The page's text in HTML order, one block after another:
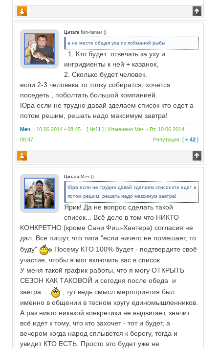
Цитата fish-hanter ()
а на месте общая уха из пойманой рыбы.
1. Кто будет отвечать за уху и
ингридиенты к ней + казанок,
2. Сколько будет человек.
если 2-3 человека то толку собиратся, хочется
поседеть , поболтать большой компанией.
Юра если не трудно давай зделаем список кто едет а
потом решим, решать надо максимум завтра!
Меч 10.06.2014 • 08:45 [ №11 ] | Изменено Меч - Вт, 10.06.2014,
08:47
Репутация: [+ 42 ]
Цитата Меч ()
Юра если не трудно давай зделаем список кто едет а
потом решим, решать надо максимум завтра!
Ярик! Да не вопрос сделать такой
список... Всё дело в том что НИКТО
КОНКРЕТНО (кроме Сани Фиш-Хантера) согласия не
дал. Все пишут, что типа "если ничего не помешает, то
буду"
Посему КТО 100% будет - подтвердите своё
участие, чтобы я мог включить вас в список.
У меня такой график работы, что я могу ОТКРЫТЬ
СЕЗОН КАК ТАКОВОЙ и сегодня после обеда и
завтра...
, тут ведь смысл мероприятия был
именно в общении в тесном кругу единомышленников.
А раз никто никакой конкретики не выдвигает, значит
всё идет к тому, что кто захочет - тот и будет, а
вечером когда народ сплывется к берегу, тогда и
увидит КТО ЕСТЬ. Просто это будет уже не